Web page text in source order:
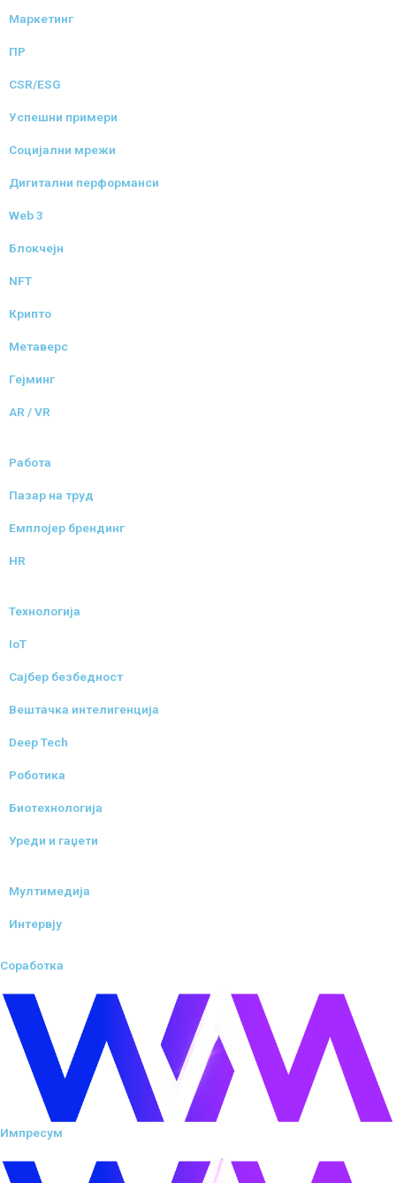
Маркетинг
ПР
CSR/ESG
Успешни примери
Социјални мрежи
Дигитални перформанси
Web 3
Блокчејн
NFT
Крипто
Метаверс
Гејминг
AR / VR
Работа
Пазар на труд
Емплојер брендинг
HR
Технологија
IoT
Сајбер безбедност
Вештачка интелигенција
Deep Tech
Роботика
Биотехнологија
Уреди и гаџети
Мултимедија
Интервју
Соработка
Импресум